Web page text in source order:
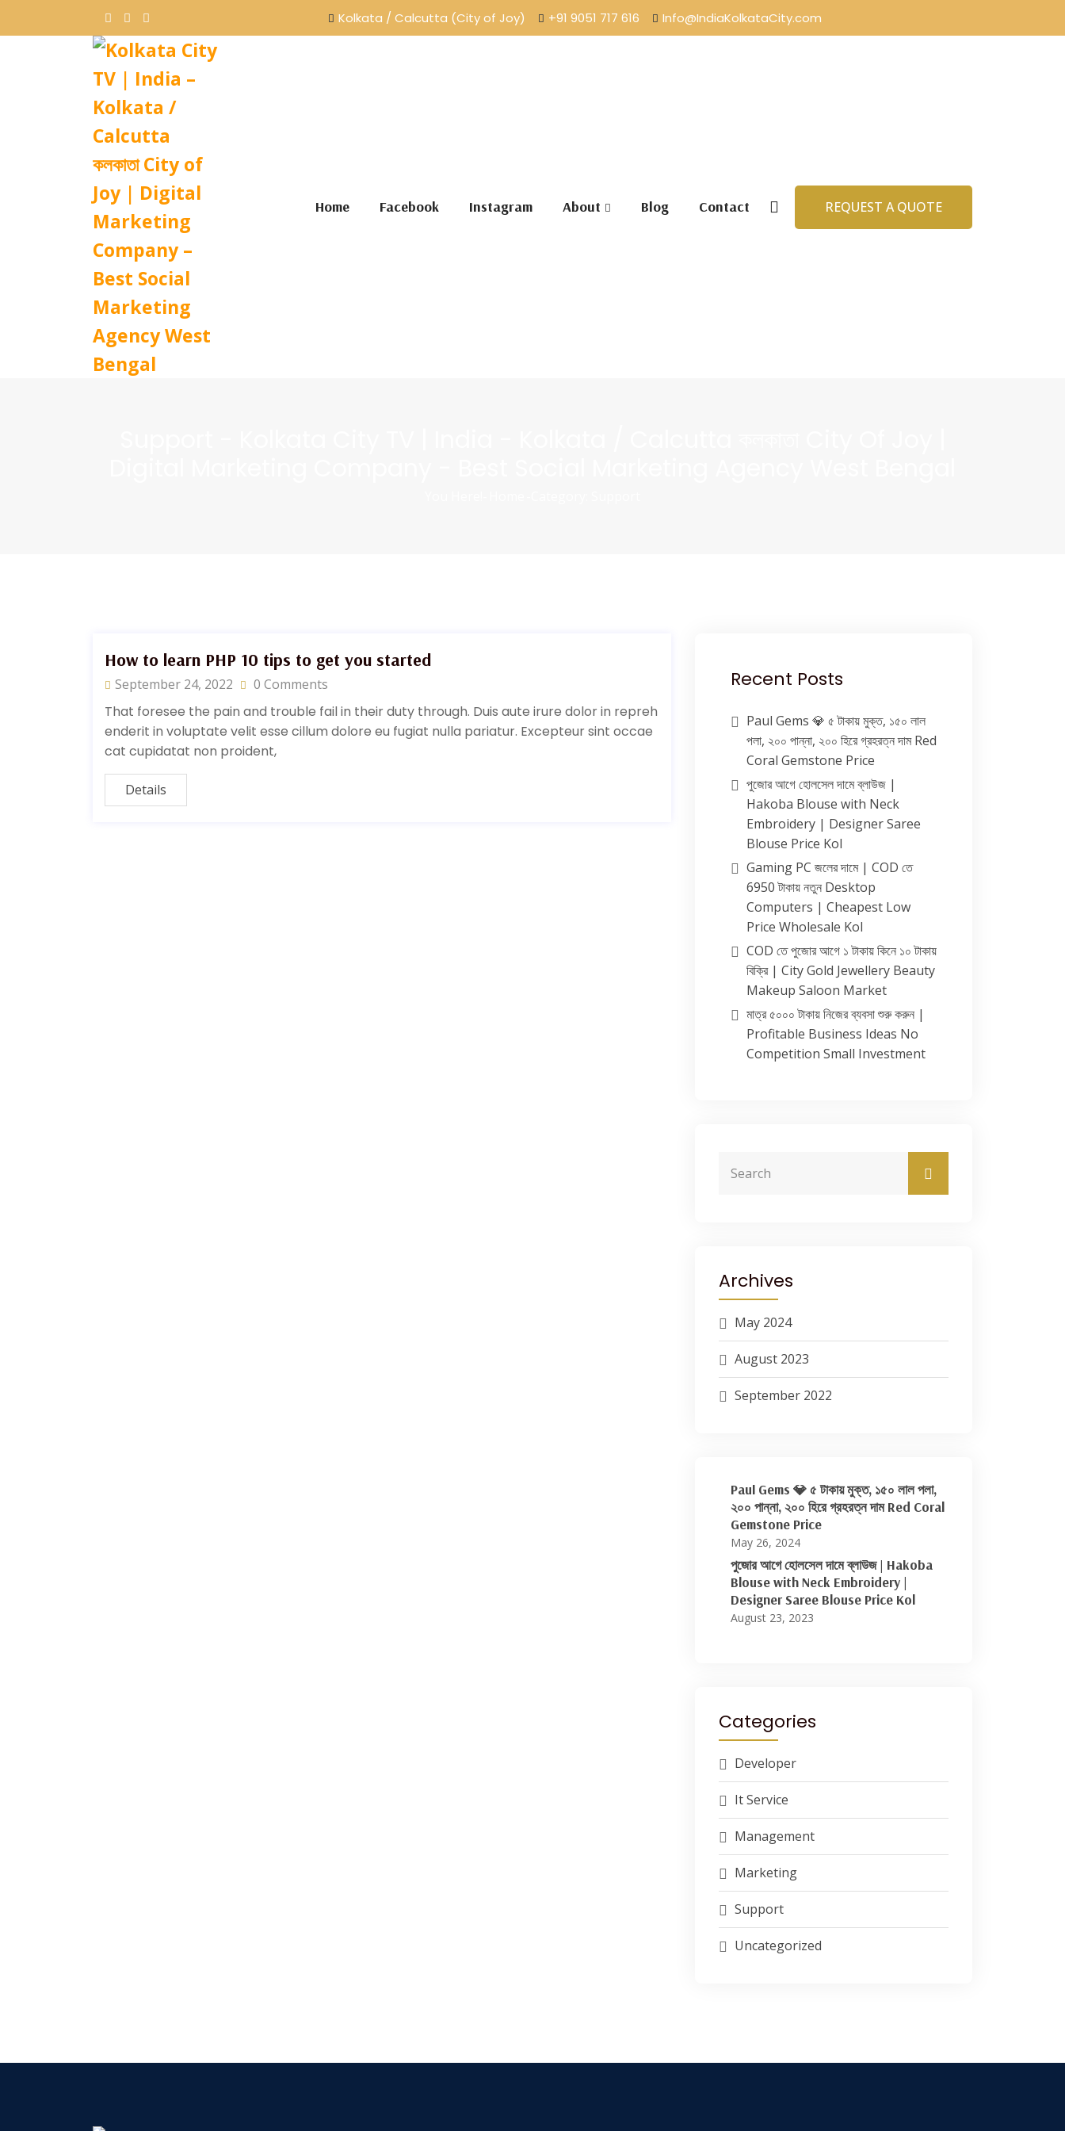
Kolkata / Calcutta (City of Joy) +91 9051 717 616 Info@IndiaKolkataCity.com
Home Facebook Instagram About Blog Contact REQUEST A QUOTE
How to learn PHP 10 tips to get you started
September 24, 2022 0 Comments
That foresee the pain and trouble fail in their duty through. Duis aute irure dolor in repreh
enderit in voluptate velit esse cillum dolore eu fugiat nulla pariatur. Excepteur sint occae
cat cupidatat non proident,
Details
Recent Posts
Paul Gems 💎 ৫ টাকায় মুক্ত, ১৫০ লাল
পলা, ২০০ পান্না, ২০০ হিরে গ্রহরত্ন দাম Red
Coral Gemstone Price
পুজোর আগে হোলসেল দামে ব্লাউজ |
Hakoba Blouse with Neck
Embroidery | Designer Saree
Blouse Price Kol
Gaming PC জলের দামে | COD তে
6950 টাকায় নতুন Desktop
Computers | Cheapest Low
Price Wholesale Kol
COD তে পুজোর আগে ১ টাকায় কিনে ১০ টাকায়
বিক্রি | City Gold Jewellery Beauty
Makeup Saloon Market
মাত্র ৫০০০ টাকায় নিজের ব্যবসা শুরু করুন |
Profitable Business Ideas No
Competition Small Investment
Archives
May 2024
August 2023
September 2022
Paul Gems 💎 ৫ টাকায় মুক্ত, ১৫০ লাল পলা,
২০০ পান্না, ২০০ হিরে গ্রহরত্ন দাম Red Coral
Gemstone Price
May 26, 2024
পুজোর আগে হোলসেল দামে ব্লাউজ | Hakoba
Blouse with Neck Embroidery |
Designer Saree Blouse Price Kol
August 23, 2023
Categories
Developer
It Service
Management
Marketing
Support
Uncategorized